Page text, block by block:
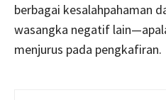
berbagai kesalahpahaman
wasangka negatif
menjurus pada pengkafiran.